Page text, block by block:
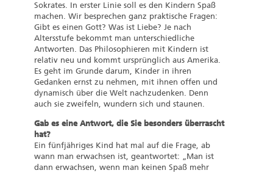
Sokrates. In erster Linie soll es den Kindern Spaß
machen. Wir besprechen ganz praktische Fragen:
Gibt es einen Gott? Was ist Liebe? Je nach
Altersstufe bekommt man unterschiedliche
Antworten. Das Philosophieren mit Kindern ist
relativ neu und kommt ursprünglich aus Amerika.
Es geht im Grunde darum, Kinder in ihren
Gedanken ernst zu nehmen, mit ihnen offen und
dynamisch über die Welt nachzudenken. Denn
auch sie zweifeln, wundern sich und staunen.
Gab es eine Antwort, die Sie besonders überrascht
hat?
Ein fünfjähriges Kind hat mal auf die Frage, ab
wann man erwachsen ist, geantwortet: „Man ist
dann erwachsen, wenn man keinen Spaß mehr